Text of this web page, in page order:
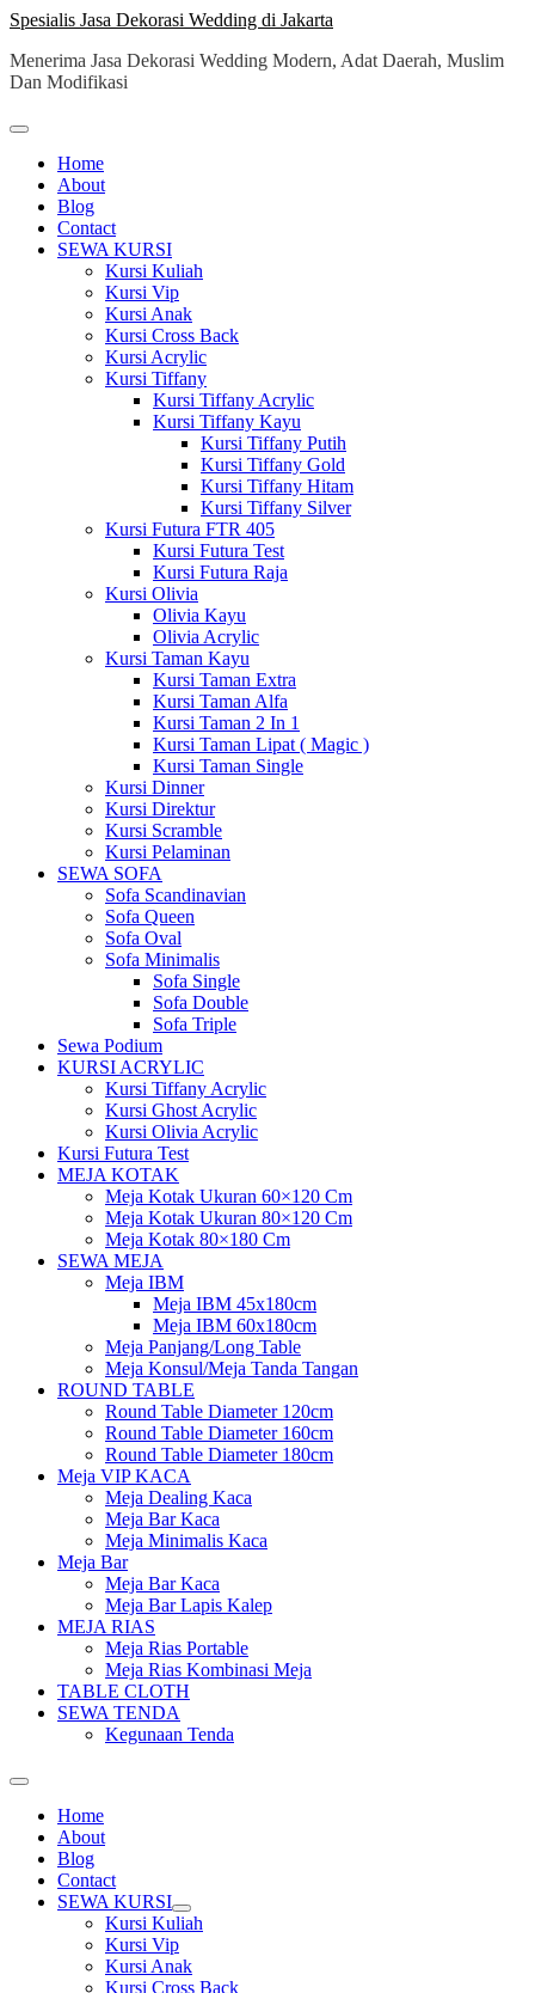
Skip
content
Spesialis Jasa Dekorasi Wedding di Jakarta
Menerima Jasa Dekorasi Wedding Modern, Adat Daerah, Muslim
Dan Modifikasi
Home
About
Blog
Contact
SEWA KURSI
Kursi Kuliah
Kursi Vip
Kursi Anak
Kursi Cross Back
Kursi Acrylic
Kursi Tiffany
Kursi Tiffany Acrylic
Kursi Tiffany Kayu
Kursi Tiffany Putih
Kursi Tiffany Gold
Kursi Tiffany Hitam
Kursi Tiffany Silver
Kursi Futura FTR 405
Kursi Futura Test
Kursi Futura Raja
Kursi Olivia
Olivia Kayu
Olivia Acrylic
Kursi Taman Kayu
Kursi Taman Extra
Kursi Taman Alfa
Kursi Taman 2 In 1
Kursi Taman Lipat ( Magic )
Kursi Taman Single
Kursi Dinner
Kursi Direktur
Kursi Scramble
Kursi Pelaminan
SEWA SOFA
Sofa Scandinavian
Sofa Queen
Sofa Oval
Sofa Minimalis
Sofa Single
Sofa Double
Sofa Triple
Sewa Podium
KURSI ACRYLIC
Kursi Tiffany Acrylic
Kursi Ghost Acrylic
Kursi Olivia Acrylic
Kursi Futura Test
MEJA KOTAK
Meja Kotak Ukuran 60×120 Cm
Meja Kotak Ukuran 80×120 Cm
Meja Kotak 80×180 Cm
SEWA MEJA
Meja IBM
Meja IBM 45x180cm
Meja IBM 60x180cm
Meja Panjang/Long Table
Meja Konsul/Meja Tanda Tangan
ROUND TABLE
Round Table Diameter 120cm
Round Table Diameter 160cm
Round Table Diameter 180cm
Meja VIP KACA
Meja Dealing Kaca
Meja Bar Kaca
Meja Minimalis Kaca
Meja Bar
Meja Bar Kaca
Meja Bar Lapis Kalep
MEJA RIAS
Meja Rias Portable
Meja Rias Kombinasi Meja
TABLE CLOTH
SEWA TENDA
Kegunaan Tenda
Home
About
Blog
Contact
SEWA KURSI
Show
sub
Kursi Kuliah
Kursi Vip
Kursi Anak
Kursi Cross Back